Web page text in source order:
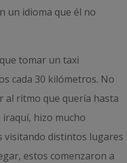
un idioma que él no
tomar un taxi
cada 30 kilómetros. No
al ritmo que quería hasta
iraquí, hizo mucho
visitando distintos lugares
estos comenzaron a